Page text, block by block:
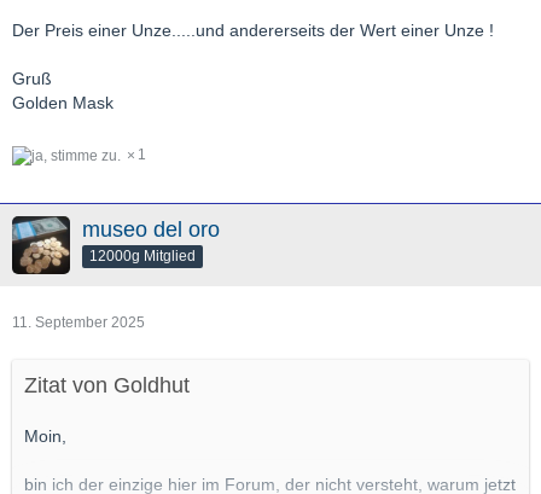
Der Preis einer Unze.....und andererseits der Wert einer Unze !
Gruß
Golden Mask
1
museo del oro
12000g Mitglied
11. September 2025
Zitat von Goldhut
Moin,
bin ich der einzige hier im Forum, der nicht versteht, warum jetzt